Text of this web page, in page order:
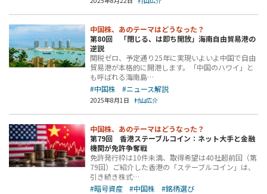
中国株、あのテーマはどうなった？
第80回 「閉じる、は即ち開放」海南自由貿易港の
逆説
関税ゼロ、予定通り25年に実現いよいよ中国で自由
貿易港が本格的に開港します。「中国のハワイ」と
も呼ばれる海南島…
#中国株
#ニュース解説
2025年8月1日 村山広介
中国株、あのテーマはどうなった？
第79回 香港ステーブルコイン：ネット大手と金融
機関が免許争奪戦
免許発行枠は10件未満、取得希望は40社超前回（第
79回）ご紹介した香港の「ステーブルコイン」は、
引き続き株式…
#暗号資産
#中国株 #銘柄選び